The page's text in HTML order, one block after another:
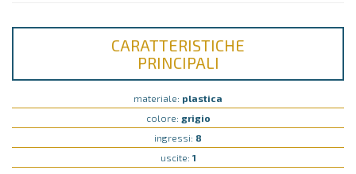
CARATTERISTICHE
PRINCIPALI
materiale: plastica
colore: grigio
ingressi: 8
uscite: 1